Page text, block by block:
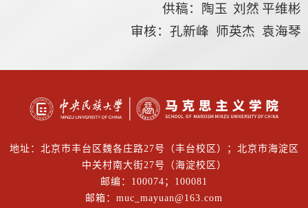
供稿：陶玉 刘然 平维彬
审核：孔新峰 师英杰 袁海琴
地址：北京市丰台区魏各庄路27号（丰台校区）；北京市海淀区
中关村南大街27号（海淀校区）
邮编：100074；100081
邮箱：muc_mayuan@163.com